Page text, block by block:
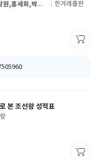
원,홍세화,박래
한겨레출판
본 조선왕 성적표